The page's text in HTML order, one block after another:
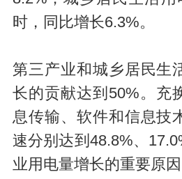
时，同比增长6.3%。
第三产业和城乡居民生
长的贡献达到50%。充
息传输、软件和信息技
速分别达到48.8%、
业用电量增长的重要原因